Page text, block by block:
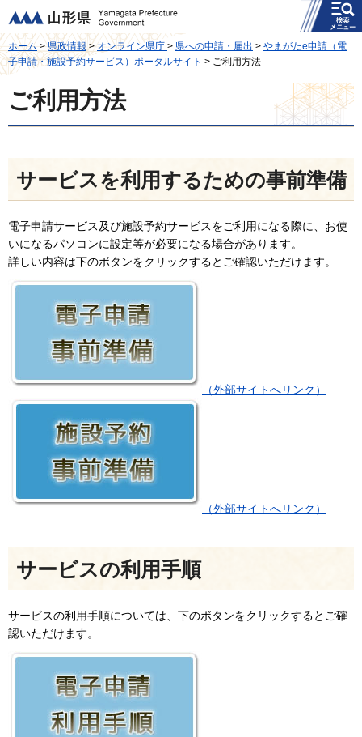
山形県
メニュー
ホーム>県政情報>オンライン県庁 > 県への申請・届出 > やまがたe申請（電
子申請・施設予約サービス）ポータルサイト > ご利用方法
ご利用方法
サービスを利用するための事前準備
電子申請サービス及び施設予約サービスをご利用になる際に、お使
いになるパソコンに設定等が必要になる場合があります。
詳しい内容は下のボタンをクリックするとご確認いただけます。
（外部サイトへリンク）
（外部サイトへリンク）
サービスの利用手順
サービスの利用手順については、下のボタンをクリックするとご確
認いただけます。